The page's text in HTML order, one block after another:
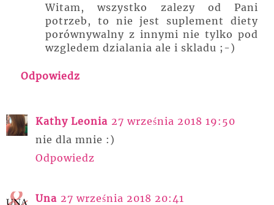
Witam, wszystko zalezy od Pani
potrzeb, to nie jest suplement diety
porównywalny z innymi nie tylko pod
wzgledem dzialania ale i skladu ;-)
Odpowiedz
Kathy Leonia 27 września 2018 19:50
nie dla mnie :)
Odpowiedz
Una 27 września 2018 20:41